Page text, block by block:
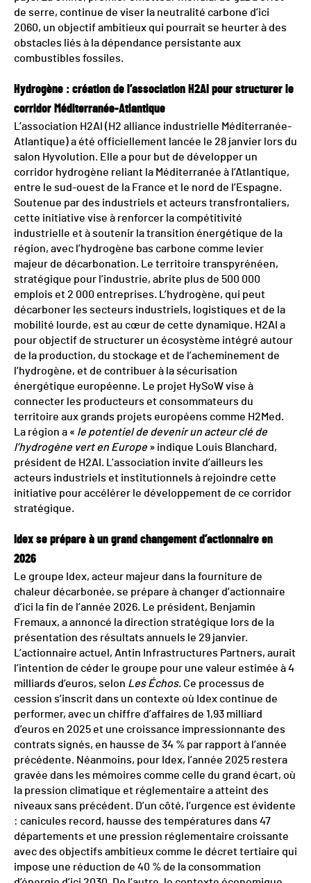
de serre, continue de viser la neutralité carbone d’ici
2060, un objectif ambitieux qui pourrait se heurter à des
obstacles liés à la dépendance persistante aux
combustibles fossiles.
Hydrogène : création de l’association H2AI pour structurer le
corridor Méditerranée-Atlantique
L’association H2AI (H2 alliance industrielle Méditerranée-
Atlantique) a été officiellement lancée le 28 janvier lors du
salon Hyvolution. Elle a pour but de développer un
corridor hydrogène reliant la Méditerranée à l’Atlantique,
entre le sud-ouest de la France et le nord de l’Espagne.
Soutenue par des industriels et acteurs transfrontaliers,
cette initiative vise à renforcer la compétitivité
industrielle et à soutenir la transition énergétique de la
région, avec l’hydrogène bas carbone comme levier
majeur de décarbonation. Le territoire transpyrénéen,
stratégique pour l’industrie, abrite plus de 500 000
emplois et 2 000 entreprises. L’hydrogène, qui peut
décarboner les secteurs industriels, logistiques et de la
mobilité lourde, est au cœur de cette dynamique. H2AI a
pour objectif de structurer un écosystème intégré autour
de la production, du stockage et de l’acheminement de
l’hydrogène, et de contribuer à la sécurisation
énergétique européenne. Le projet HySoW vise à
connecter les producteurs et consommateurs du
territoire aux grands projets européens comme H2Med.
La région a « le potentiel de devenir un acteur clé de
l’hydrogène vert en Europe » indique Louis Blanchard,
président de H2AI. L’association invite d’ailleurs les
acteurs industriels et institutionnels à rejoindre cette
initiative pour accélérer le développement de ce corridor
stratégique.
Idex se prépare à un grand changement d’actionnaire en
2026
Le groupe Idex, acteur majeur dans la fourniture de
chaleur décarbonée, se prépare à changer d’actionnaire
d’ici la fin de l’année 2026. Le président, Benjamin
Fremaux, a annoncé la direction stratégique lors de la
présentation des résultats annuels le 29 janvier.
L’actionnaire actuel, Antin Infrastructures Partners, aurait
l’intention de céder le groupe pour une valeur estimée à 4
milliards d’euros, selon Les Échos. Ce processus de
cession s’inscrit dans un contexte où Idex continue de
performer, avec un chiffre d’affaires de 1,93 milliard
d’euros en 2025 et une croissance impressionnante des
contrats signés, en hausse de 34 % par rapport à l’année
précédente. Néanmoins, pour Idex, l’année 2025 restera
gravée dans les mémoires comme celle du grand écart, où
la pression climatique et réglementaire a atteint des
niveaux sans précédent. D’un côté, l’urgence est évidente
: canicules record, hausse des températures dans 47
départements et une pression réglementaire croissante
avec des objectifs ambitieux comme le décret tertiaire qui
impose une réduction de 40 % de la consommation